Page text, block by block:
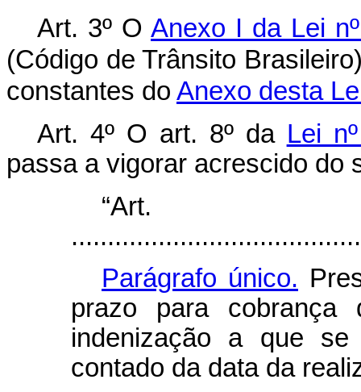
Art. 3º O Anexo I da Lei
(Código de Trânsito
constantes do Anexo desta
Art. 4º O art. 8º da Lei
passa a vigorar acrescido do
Parágrafo único.
prazo para
indenização a que
contado da data da